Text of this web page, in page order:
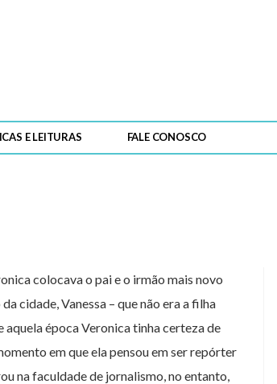
E LEITURAS FALE CONOSCO
colocava o pai e o irmão mais novo
cidade, Vanessa – que não era a filha
aquela época Veronica tinha certeza de
em que ela pensou em ser repórter
na faculdade de jornalismo, no entanto,